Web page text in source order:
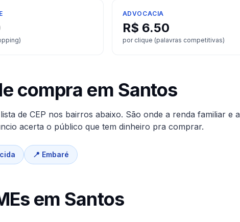
ADVOCACIA
R$ 6.50
por clique (palavras competitivas)
compra em Santos
de CEP nos bairros abaixo. São onde a renda familiar e a
acerta o público que tem dinheiro pra comprar.
📍 Embaré
em Santos